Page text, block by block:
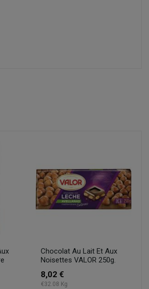
Chocolat Au Lait Et Aux
Noisettes VALOR 250g.
8,02 €
€32.08 Kg